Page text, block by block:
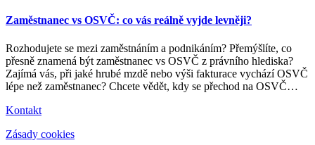
Zaměstnanec vs OSVČ: co vás reálně vyjde levněji?
Rozhodujete se mezi zaměstnáním a podnikáním? Přemýšlíte, co
přesně znamená být zaměstnanec vs OSVČ z právního hlediska?
Zajímá vás, při jaké hrubé mzdě nebo výši fakturace vychází OSVČ
lépe než zaměstnanec? Chcete vědět, kdy se přechod na OSVČ…
Kontakt
Zásady cookies